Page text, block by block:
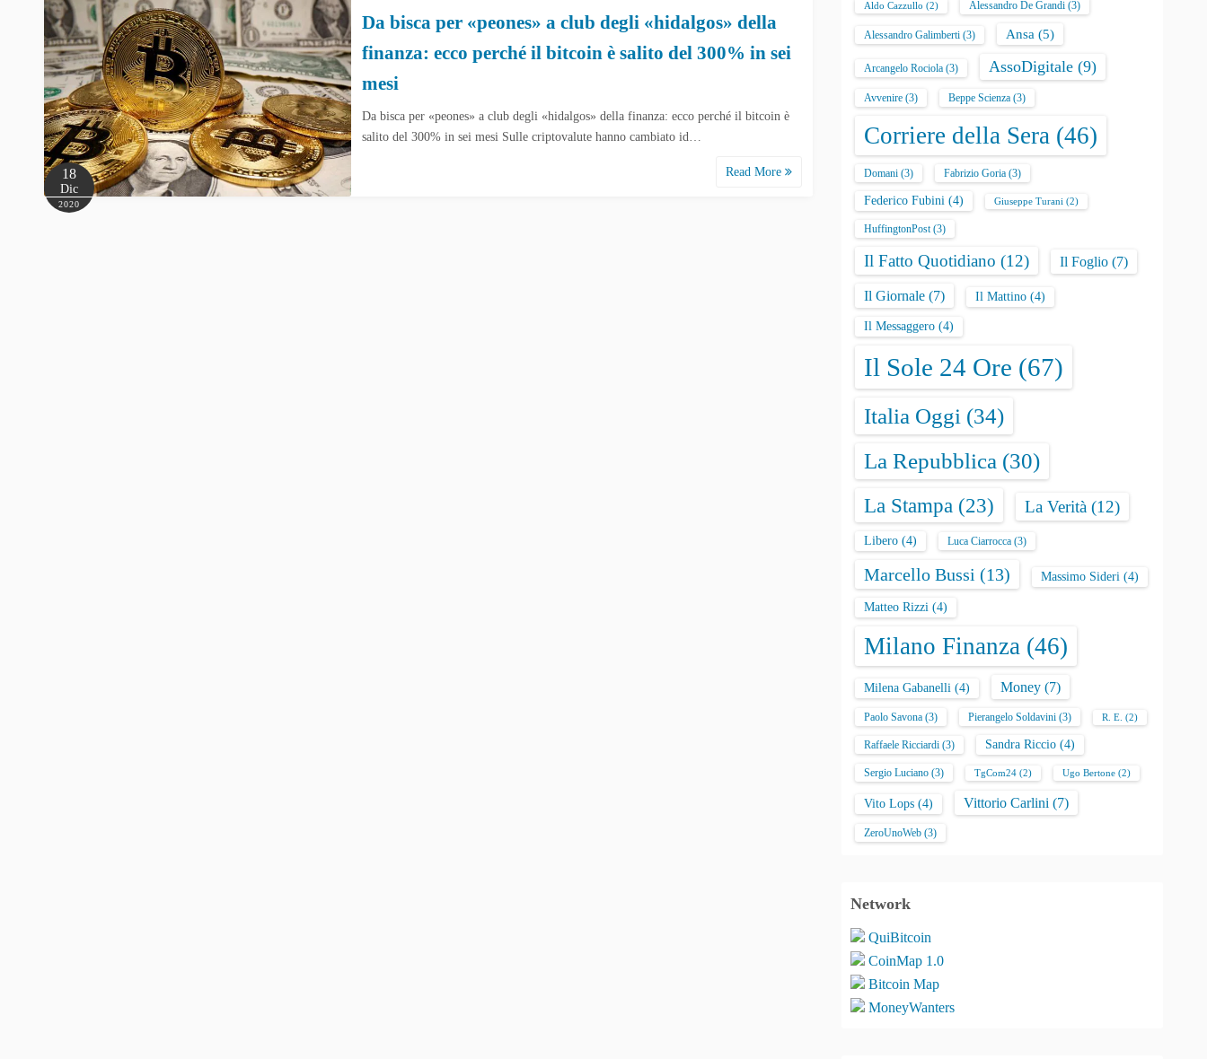
18
Dic
2020
Da bisca per «peones» a club degli «hidalgos» della
finanza: ecco perché il bitcoin è salito del 300% in sei
mesi
Da bisca per «peones» a club degli «hidalgos» della finanza: ecco perché il bitcoin è
salito del 300% in sei mesi Sulle criptovalute hanno cambiato id…
Read More
Aldo Cazzullo (2) Alessandro De Grandi (3)
Alessandro Galimberti (3) Ansa (5)
Arcangelo Rociola (3) AssoDigitale (9)
Avvenire (3) Beppe Scienza (3)
Corriere della Sera (46)
Domani (3) Fabrizio Goria (3)
Federico Fubini (4) Giuseppe Turani (2)
HuffingtonPost(3)
Il Fatto Quotidiano (12) Il Foglio (7)
Il Giornale (7) Il Mattino (4)
Il Messaggero (4)
Il Sole 24 Ore (67)
Italia Oggi (34)
La Repubblica (30)
La Stampa (23) La Verità (12)
Libero (4) Luca Ciarrocca (3)
Marcello Bussi (13) Massimo Sideri (4)
Matteo Rizzi (4)
Milano Finanza (46)
Milena Gabanelli (4) Money (7)
Paolo Savona (3) Pierangelo Soldavini (3) R. E. (2)
Raffaele Ricciardi (3) Sandra Riccio (4)
Sergio Luciano (3) TgCom24 (2) Ugo Bertone (2)
Vito Lops (4) Vittorio Carlini (7)
ZeroUnoWeb (3)
Network
QuiBitcoin
CoinMap 1.0
Bitcoin Map
MoneyWanters